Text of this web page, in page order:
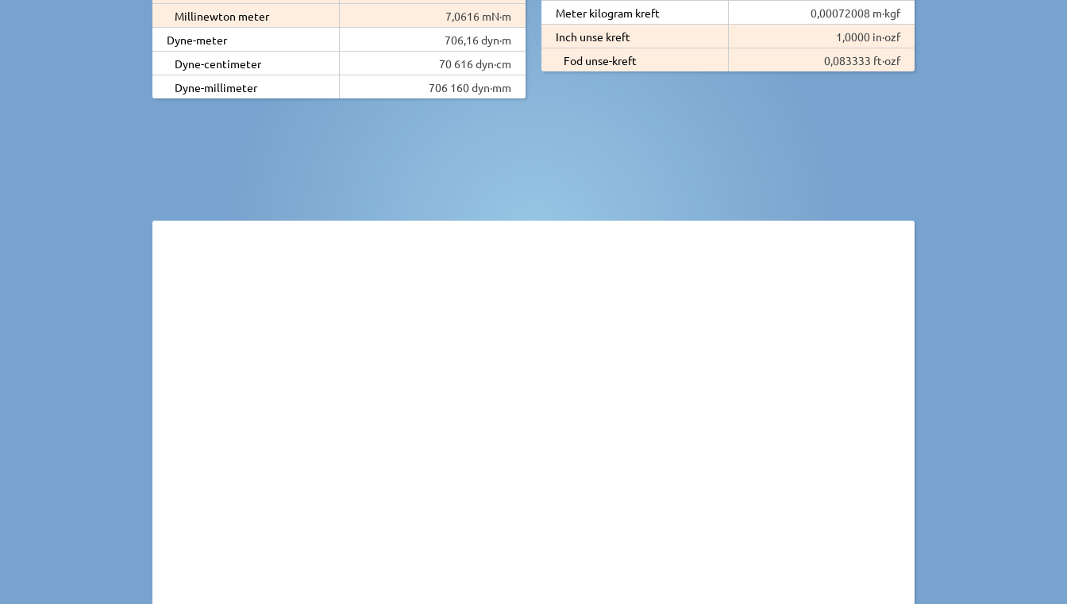
Millinewton meter
7,0616 mN·m
Dyne-meter
706,16 dyn·m
Dyne-centimeter
70 616 dyn·cm
Dyne-millimeter
706 160 dyn·mm
Meter kilogram kreft
0,00072008 m·kgf
Inch unse kreft
1,0000 in·ozf
Fod unse-kreft
0,083333 ft·ozf